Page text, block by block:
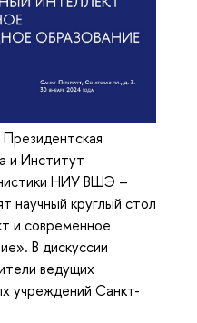
и Институт
НИУ ВШЭ –
научный круглый стол
и современное
В дискуссии
ведущих
учреждений Санкт-